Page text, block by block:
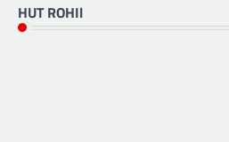
HUT ROHIl